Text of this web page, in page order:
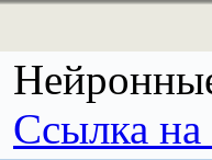
Ссылка на